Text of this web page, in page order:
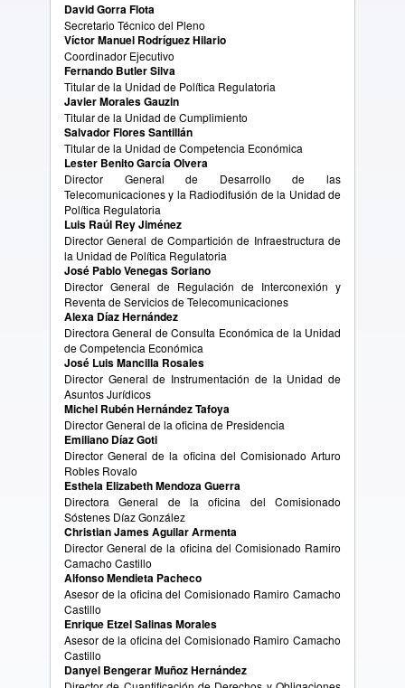
David Gorra Flota
Secretario Técnico del Pleno
Víctor Manuel Rodríguez Hilario
Coordinador Ejecutivo
Fernando Butler Silva
Titular de la Unidad de Política Regulatoria
Javier Morales Gauzin
Titular de la Unidad de Cumplimiento
Salvador Flores Santillán
Titular de la Unidad de Competencia Económica
Lester Benito García Olvera
Director General de Desarrollo de las
Telecomunicaciones y la Radiodifusión de la Unidad de
Política Regulatoria
Luis Raúl Rey Jiménez
Director General de Compartición de Infraestructura de
la Unidad de Política Regulatoria
José Pablo Venegas Soriano
Director General de Regulación de Interconexión y
Reventa de Servicios de Telecomunicaciones
Alexa Díaz Hernández
Directora General de Consulta Económica de la Unidad
de Competencia Económica
José Luis Mancilla Rosales
Director General de Instrumentación de la Unidad de
Asuntos Jurídicos
Michel Rubén Hernández Tafoya
Director General de la oficina de Presidencia
Emiliano Díaz Goti
Director General de la oficina del Comisionado Arturo
Robles Rovalo
Esthela Elizabeth Mendoza Guerra
Directora General de la oficina del Comisionado
Sóstenes Díaz González
Christian James Aguilar Armenta
Director General de la oficina del Comisionado Ramiro
Camacho Castillo
Alfonso Mendieta Pacheco
Asesor de la oficina del Comisionado Ramiro Camacho
Castillo
Enrique Etzel Salinas Morales
Asesor de la oficina del Comisionado Ramiro Camacho
Castillo
Danyel Bengerar Muñoz Hernández